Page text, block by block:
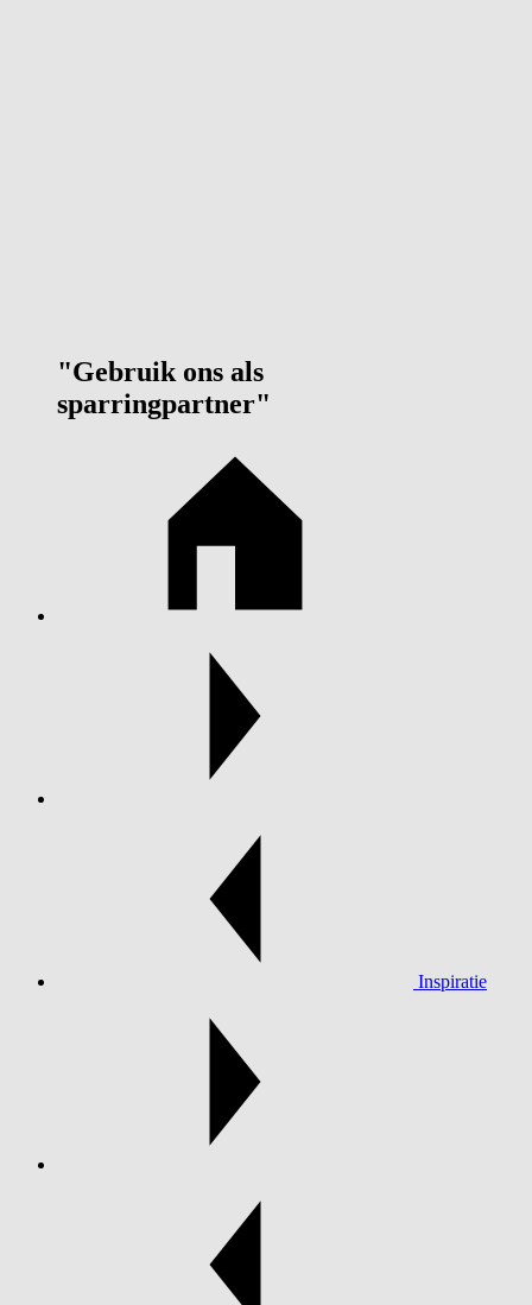
"Gebruik ons als
sparringpartner"
Inspiratie